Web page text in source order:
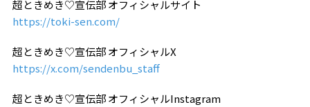
超ときめき♡宣伝部 オフィシャルサイト
https://toki-sen.com/
超ときめき♡宣伝部 オフィシャルX
https://x.com/sendenbu_staff
超ときめき♡宣伝部 オフィシャルInstagram